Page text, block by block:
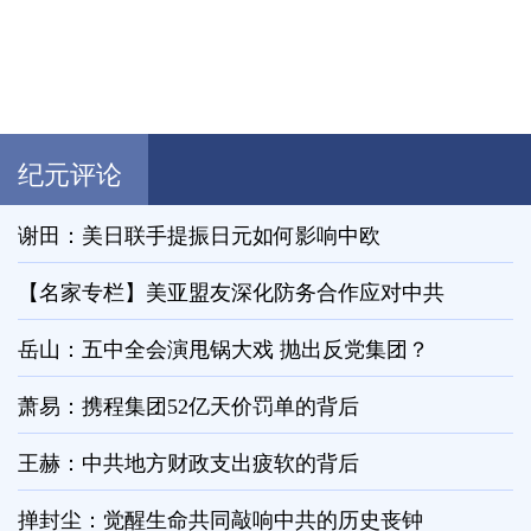
纪元评论
谢田：美日联手提振日元如何影响中欧
【名家专栏】美亚盟友深化防务合作应对中共
岳山：五中全会演甩锅大戏 抛出反党集团？
萧易：携程集团52亿天价罚单的背后
王赫：中共地方财政支出疲软的背后
掸封尘：觉醒生命共同敲响中共的历史丧钟